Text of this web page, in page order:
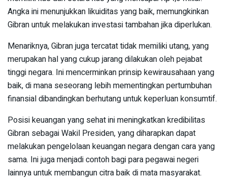
Angka ini menunjukkan likuiditas yang baik, memungkinkan
Gibran untuk melakukan investasi tambahan jika diperlukan.
Menariknya, Gibran juga tercatat tidak memiliki utang, yang
merupakan hal yang cukup jarang dilakukan oleh pejabat
tinggi negara. Ini mencerminkan prinsip kewirausahaan yang
baik, di mana seseorang lebih mementingkan pertumbuhan
finansial dibandingkan berhutang untuk keperluan konsumtif.
Posisi keuangan yang sehat ini meningkatkan kredibilitas
Gibran sebagai Wakil Presiden, yang diharapkan dapat
melakukan pengelolaan keuangan negara dengan cara yang
sama. Ini juga menjadi contoh bagi para pegawai negeri
lainnya untuk membangun citra baik di mata masyarakat.